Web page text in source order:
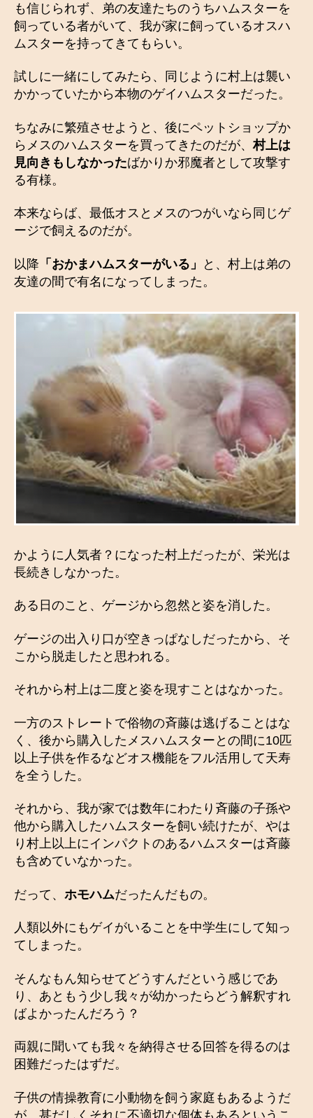
も信じられず、弟の友達たちのうちハムスターを
飼っている者がいて、我が家に飼っているオスハ
ムスターを持ってきてもらい。
試しに一緒にしてみたら、同じように村上は襲い
かかっていたから本物のゲイハムスターだった。
ちなみに繁殖させようと、後にペットショップか
らメスのハムスターを買ってきたのだが、村上は
見向きもしなかったばかりか邪魔者として攻撃す
る有様。
本来ならば、最低オスとメスのつがいなら同じゲ
ージで飼えるのだが。
以降 「おかまハムスターがいる」
と、村上は弟の
友達の間で有名になってしまった。
かように人気者？になった村上だったが、栄光は
長続きしなかった。
ある日のこと、ゲージから忽然と姿を消した。
ゲージの出入り口が空きっぱなしだったから、そ
こから脱走したと思われる。
それから村上は二度と姿を現すことはなかった。
一方のストレートで俗物の斉藤は逃げることはな
く、後から購入したメスハムスターとの間に10匹
以上子供を作るなどオス機能をフル活用して天寿
を全うした。
それから、我が家では数年にわたり斉藤の子孫や
他から購入したハムスターを飼い続けたが、やは
り村上以上にインパクトのあるハムスターは斉藤
も含めていなかった。
だって、 ホモハムだったんだもの。
人類以外にもゲイがいることを中学生にして知っ
てしまった。
そんなもん知らせてどうすんだという感じであ
り、あともう少し我々が幼かったらどう解釈すれ
ばよかったんだろう？
両親に聞いても我々を納得させる回答を得るのは
困難だったはずだ。
子供の情操教育に小動物を飼う家庭もあるようだ
が、甚だしくそれに不適切な個体もあるというこ